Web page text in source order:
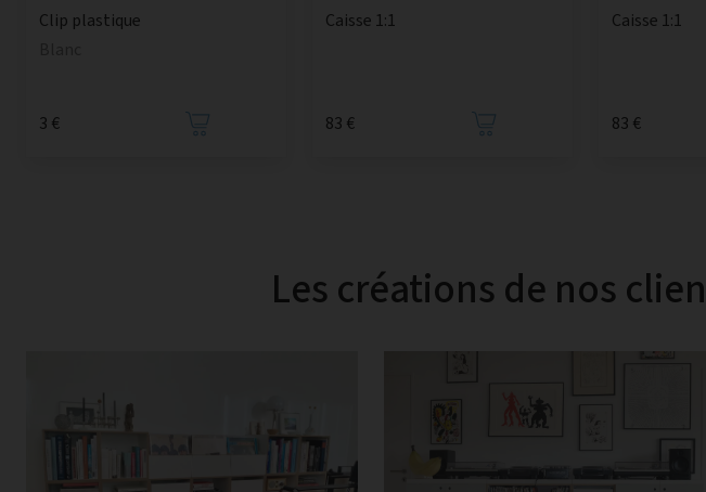
Clip plastique
3 €
Caisse 1:1
83 €
Caisse 1:1
83 €
Les créations de nos